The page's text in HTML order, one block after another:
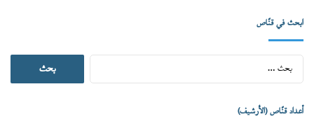
ابحث في قنّاص
البحث
عن:
أعداد قنّاص (الأرشيف)